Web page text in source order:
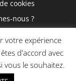
cookies
nous ?
votre expérience
d'accord avec
vous le souhaitez.